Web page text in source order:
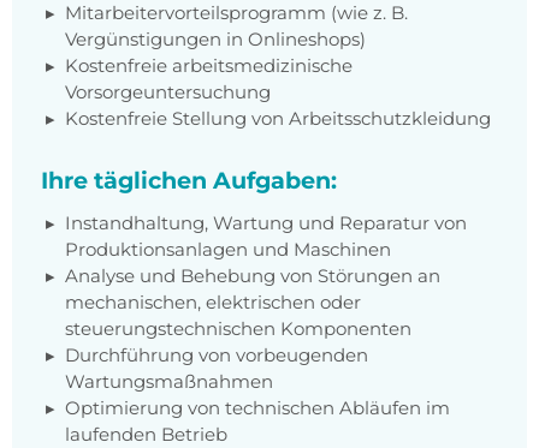
Mitarbeitervorteilsprogramm (wie z. B.
Vergünstigungen in Onlineshops)
Kostenfreie arbeitsmedizinische
Vorsorgeuntersuchung
Kostenfreie Stellung von Arbeitsschutzkleidung
Ihre täglichen Aufgaben:
Instandhaltung, Wartung und Reparatur von
Produktionsanlagen und Maschinen
Analyse und Behebung von Störungen an
mechanischen, elektrischen oder
steuerungstechnischen Komponenten
Durchführung von vorbeugenden
Wartungsmaßnahmen
Optimierung von technischen Abläufen im
laufenden Betrieb